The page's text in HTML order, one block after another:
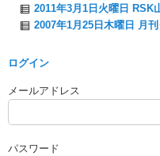
2011年3月1日火曜日 RSK
2007年1月25日木曜日 月
ログイン
メールアドレス
パスワード